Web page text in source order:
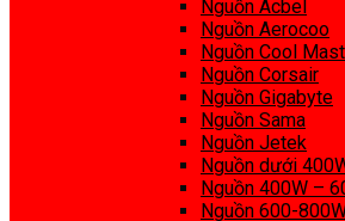
Nguồn Acbel
Nguồn Aerocoo
Nguồn Cool
Nguồn Corsair
Nguồn Gigabyte
Nguồn Sama
Nguồn Jetek
Nguồn dưới
Nguồn 400W –
Nguồn 600-